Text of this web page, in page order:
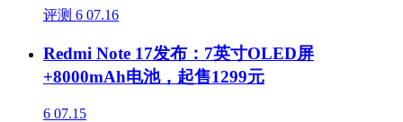
评测 6 07.16
Redmi Note 17发布：7英寸OLED屏
+8000mAh电池，起售1299元
6 07.15